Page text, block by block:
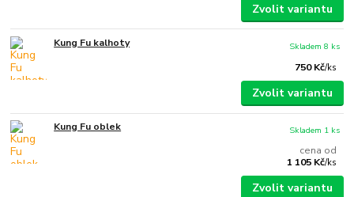
Zvolit variantu
Kung Fu kalhoty
750 Kč/ks
Skladem 8 ks
Zvolit variantu
Kung Fu oblek
cena od
1 105 Kč/ks
Skladem 1 ks
Zvolit variantu